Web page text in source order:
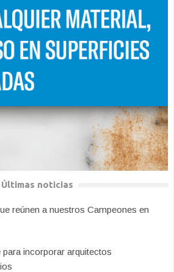
Últimas noticias
reúnen a nuestros Campeones en
incorporar arquitectos